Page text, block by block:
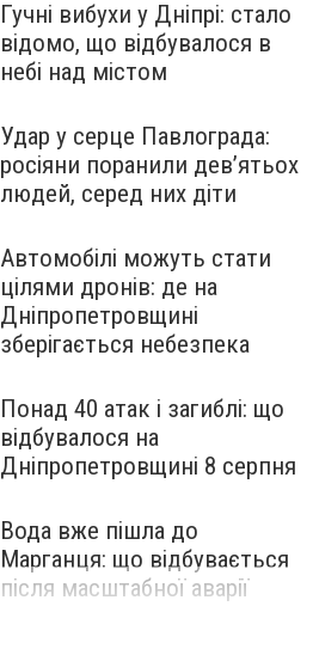
Гучні вибухи у Дніпрі: стало
відомо, що відбувалося в
небі над містом
Удар у серце Павлограда:
росіяни поранили дев’ятьох
людей, серед них діти
Автомобілі можуть стати
цілями дронів: де на
Дніпропетровщині
зберігається небезпека
Понад 40 атак і загиблі: що
відбувалося на
Дніпропетровщині 8 серпня
Вода вже пішла до
Марганця: що відбувається
після масштабної аварії